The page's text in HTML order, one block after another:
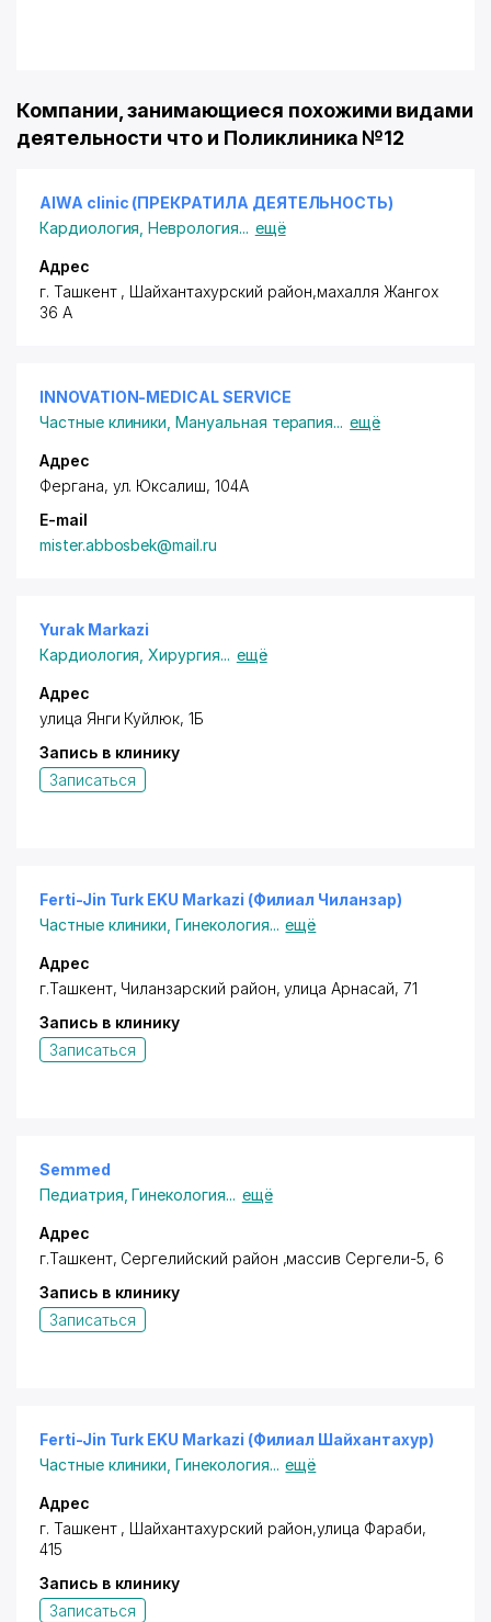
Компании, занимающиеся похожими видами
деятельности что и Поликлиника №12
AIWA clinic (ПРЕКРАТИЛА ДЕЯТЕЛЬНОСТЬ)
Кардиология ,Неврология... ещё
Адрес
г. Ташкент, Шайхантахурский район,махалля Жангох
36 А
INNOVATION-MEDICAL SERVICE
Частные клиники ,Мануальная терапия... ещё
Адрес
Фергана, ул. Юксалиш, 104A
E-mail
mister.abbosbek@mail.ru
Yurak Markazi
Кардиология ,Хирургия... ещё
Адрес
улица Янги Куйлюк, 1Б
Запись в клинику
Записаться
Ferti-Jin Turk EKU Markazi (Филиал Чиланзар)
Частные клиники ,Гинекология... ещё
Адрес
г.Ташкент, Чиланзарский район, улица Арнасай, 71
Запись в клинику
Записаться
Semmed
Педиатрия ,Гинекология... ещё
Адрес
г.Ташкент, Сергелийский район ,массив Сергели-5, 6
Запись в клинику
Записаться
Ferti-Jin Turk EKU Markazi (Филиал Шайхантахур)
Частные клиники ,Гинекология... ещё
Адрес
г. Ташкент , Шайхантахурский район,улица Фараби,
415
Запись в клинику
Записаться